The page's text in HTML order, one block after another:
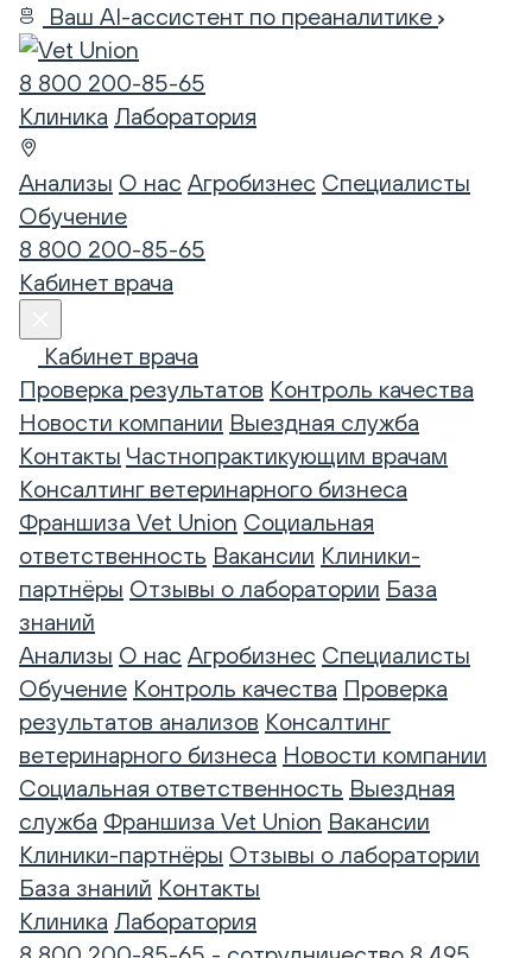
Ваш AI-ассистент по преаналитике
8 800 200-85-65
Клиника Лаборатория
Анализы О нас Агробизнес Специалисты
Обучение
8 800 200-85-65
Кабинет врача
Кабинет врача
Проверка результатов Контроль качества
Новости компании Выездная служба
Контакты Частнопрактикующим врачам
Консалтинг ветеринарного бизнеса
Франшиза Vet Union Социальная
ответственность Вакансии Клиники-
партнёры Отзывы о лаборатории База
знаний
Анализы О нас Агробизнес Специалисты
Обучение Контроль качества Проверка
результатов анализов Консалтинг
ветеринарного бизнеса Новости компании
Социальная ответственность Выездная
служба Франшиза Vet Union Вакансии
Клиники-партнёры Отзывы о лаборатории
База знаний Контакты
Клиника Лаборатория